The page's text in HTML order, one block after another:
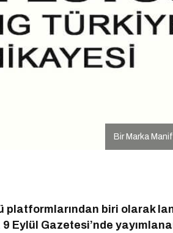
Bir Marka
platformlarından biri olarak
Eylül Gazetesi’nde